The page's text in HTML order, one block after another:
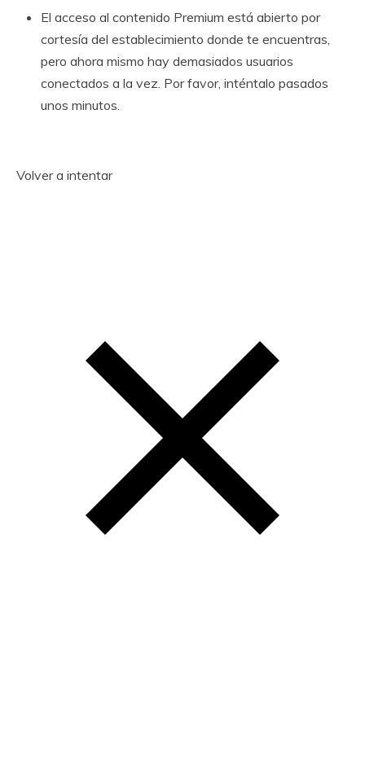
El acceso al contenido Premium está abierto por
cortesía del establecimiento donde te encuentras,
pero ahora mismo hay demasiados usuarios
conectados a la vez. Por favor, inténtalo pasados
unos minutos.
Volver a intentar